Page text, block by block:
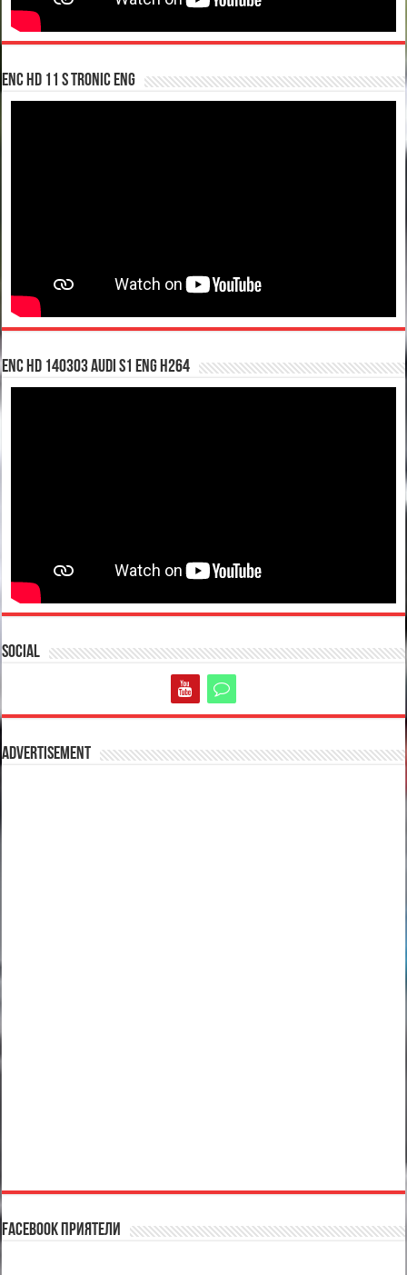
enc hd 11 S tronic ENG
enc hd 140303 Audi S1 ENG H264
Social
Advertisement
Facebook Приятели